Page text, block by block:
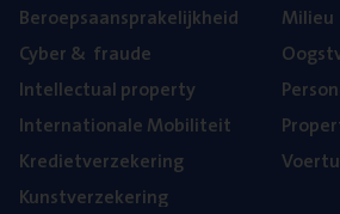
Beroeps­aan­spra­ke­lijk­heid
Cyber& fraude
Intel­lec­tu­al property
Inter­na­ti­o­na­le Mobiliteit
Kre­diet­ver­ze­ke­ring
Kunst­ver­ze­ke­ring
Mili­eu